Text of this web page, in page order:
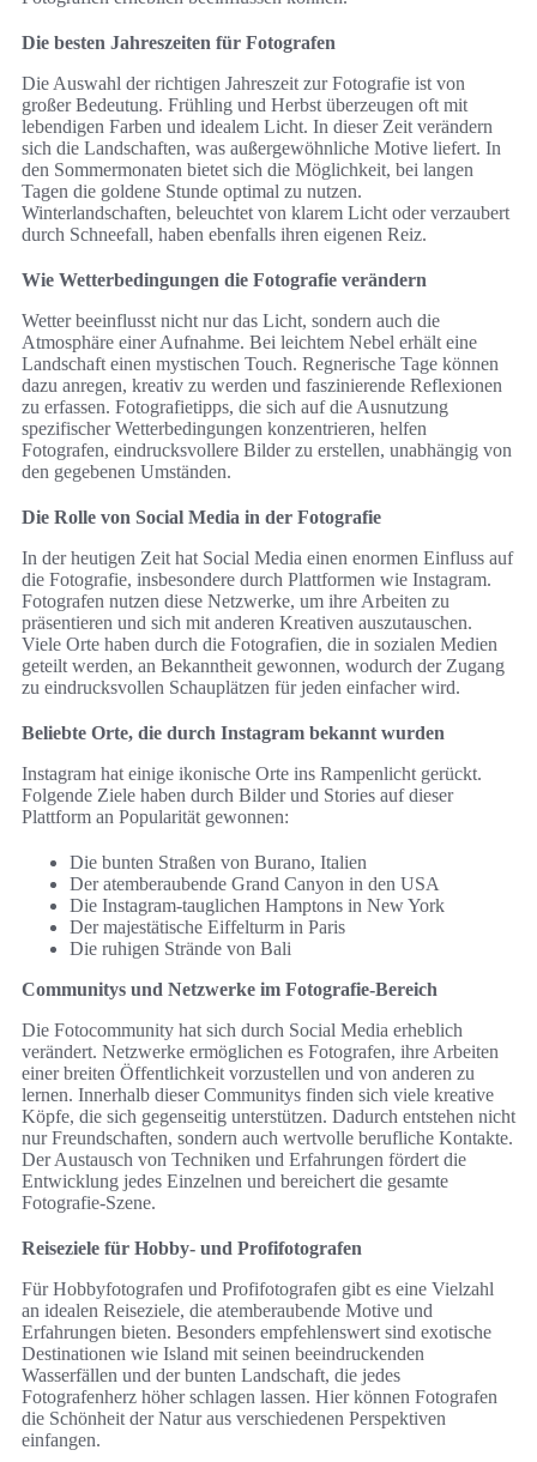
Die besten Jahreszeiten für Fotografen
Die Auswahl der richtigen Jahreszeit zur Fotografie ist von
großer Bedeutung. Frühling und Herbst überzeugen oft mit
lebendigen Farben und idealem Licht. In dieser Zeit verändern
sich die Landschaften, was außergewöhnliche Motive liefert. In
den Sommermonaten bietet sich die Möglichkeit, bei langen
Tagen die goldene Stunde optimal zu nutzen.
Winterlandschaften, beleuchtet von klarem Licht oder verzaubert
durch Schneefall, haben ebenfalls ihren eigenen Reiz.
Wie Wetterbedingungen die Fotografie verändern
Wetter beeinflusst nicht nur das Licht, sondern auch die
Atmosphäre einer Aufnahme. Bei leichtem Nebel erhält eine
Landschaft einen mystischen Touch. Regnerische Tage können
dazu anregen, kreativ zu werden und faszinierende Reflexionen
zu erfassen. Fotografietipps, die sich auf die Ausnutzung
spezifischer Wetterbedingungen konzentrieren, helfen
Fotografen, eindrucksvollere Bilder zu erstellen, unabhängig von
den gegebenen Umständen.
Die Rolle von Social Media in der Fotografie
In der heutigen Zeit hat Social Media einen enormen Einfluss auf
die Fotografie, insbesondere durch Plattformen wie Instagram.
Fotografen nutzen diese Netzwerke, um ihre Arbeiten zu
präsentieren und sich mit anderen Kreativen auszutauschen.
Viele Orte haben durch die Fotografien, die in sozialen Medien
geteilt werden, an Bekanntheit gewonnen, wodurch der Zugang
zu eindrucksvollen Schauplätzen für jeden einfacher wird.
Beliebte Orte, die durch Instagram bekannt wurden
Instagram hat einige ikonische Orte ins Rampenlicht gerückt.
Folgende Ziele haben durch Bilder und Stories auf dieser
Plattform an Popularität gewonnen:
Die bunten Straßen von Burano, Italien
Der atemberaubende Grand Canyon in den USA
Die Instagram-tauglichen Hamptons in New York
Der majestätische Eiffelturm in Paris
Die ruhigen Strände von Bali
Communitys und Netzwerke im Fotografie-Bereich
Die Fotocommunity hat sich durch Social Media erheblich
verändert. Netzwerke ermöglichen es Fotografen, ihre Arbeiten
einer breiten Öffentlichkeit vorzustellen und von anderen zu
lernen. Innerhalb dieser Communitys finden sich viele kreative
Köpfe, die sich gegenseitig unterstützen. Dadurch entstehen nicht
nur Freundschaften, sondern auch wertvolle berufliche Kontakte.
Der Austausch von Techniken und Erfahrungen fördert die
Entwicklung jedes Einzelnen und bereichert die gesamte
Fotografie-Szene.
Reiseziele für Hobby- und Profifotografen
Für Hobbyfotografen und Profifotografen gibt es eine Vielzahl
an idealen Reiseziele, die atemberaubende Motive und
Erfahrungen bieten. Besonders empfehlenswert sind exotische
Destinationen wie Island mit seinen beeindruckenden
Wasserfällen und der bunten Landschaft, die jedes
Fotografenherz höher schlagen lassen. Hier können Fotografen
die Schönheit der Natur aus verschiedenen Perspektiven
einfangen.